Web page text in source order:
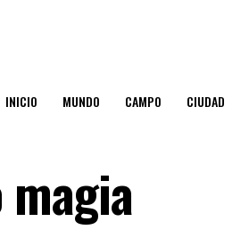
INICIO MUNDO CAMPO CIUDAD
magia